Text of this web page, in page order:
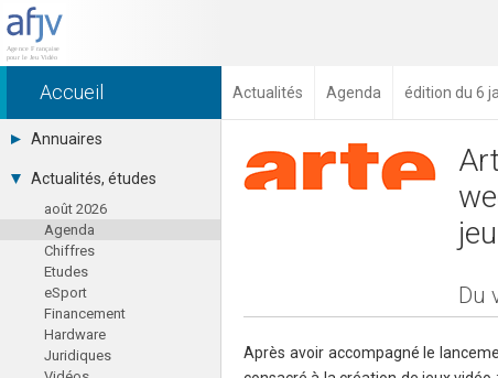
Accueil Actualités Agenda édition du 6
Annuaires
Toutes les sociétés (691)
Studios (418)
Editeurs (49)
Distributeurs (16)
Hard. / Accessoires (10)
Middlewares (15)
Prestataires (99)
Assoc. / Syndicats (21)
Formations / Ecoles (46)
Presse spécialisée (17)
Actualités, études
août 2026
Agenda
Chiffres
Etudes
eSport
Financement
Hardware
Juridiques
Du
Après avoir accompagné le